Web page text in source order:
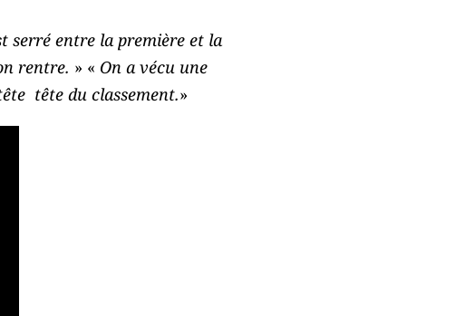
serré entre la première et la
rentre. » « On a vécu une
tête du classement.»